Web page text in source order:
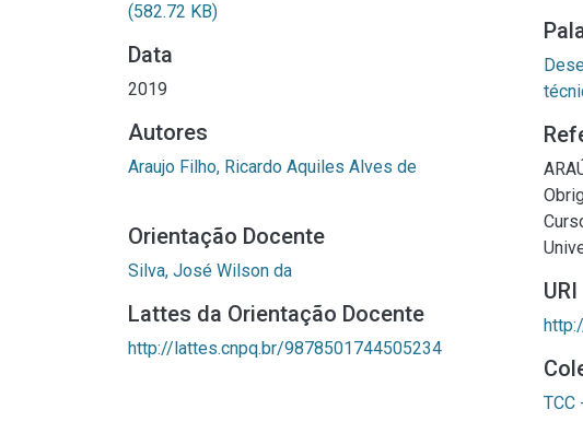
(582.72 KB)
Data
2019
Autores
Araujo Filho, Ricardo Aquiles Alves de
Orientação Docente
Silva, José Wilson da
Lattes da Orientação Docente
http://lattes.cnpq.br/9878501744505234
URI
TCC